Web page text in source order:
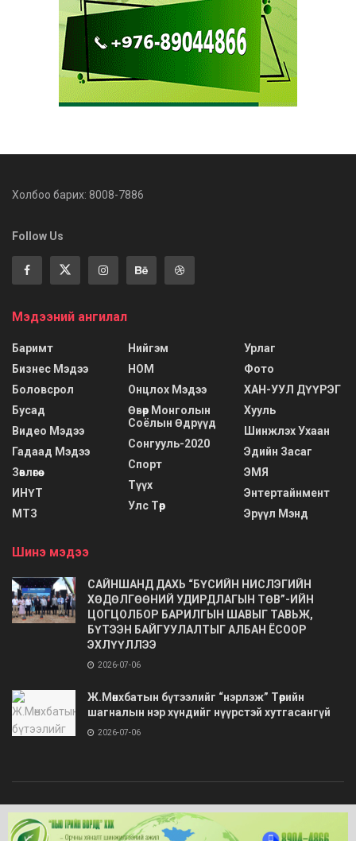
Холбоо барих: 8008-7886
Follow Us
Мэдээний ангилал
Баримт
Бизнес Мэдээ
Боловсрол
Бусад
Видео Мэдээ
Гадаад Мэдээ
Зөвлөгөө
ИНҮТ
МТЗ
Нийгэм
НОМ
Онцлох Мэдээ
Өвөр Монголын
Соёлын Өдрүүд
Сонгууль-2020
Спорт
Түүх
Улс Төр
Урлаг
Фото
ХАН-УУЛ ДҮҮРЭГ
Хууль
Шинжлэх Ухаан
Эдийн Засаг
ЭМЯ
Энтертайнмент
Эрүүл Мэнд
Шинэ мэдээ
САЙНШАНД ДАХЬ “БҮСИЙН НИСЛЭГИЙН
ХӨДӨЛГӨӨНИЙ УДИРДЛАГЫН ТӨВ”-ИЙН
ЦОГЦОЛБОР БАРИЛГЫН ШАВЫГ ТАВЬЖ,
БҮТЭЭН БАЙГУУЛАЛТЫГ АЛБАН ЁСООР
ЭХЛҮҮЛЛЭЭ
2026-07-06
Ж.Мөнхбатын бүтээлийг “нэрлэж” Төрийн
шагналын нэр хүндийг нүүрстэй хутгасангүй
2026-07-06
© 2020 Barimt.com- Зохиогчийн эрх хуулиар хамгаалагдсан. Загварыг
ONLINE MEDIA LLC.